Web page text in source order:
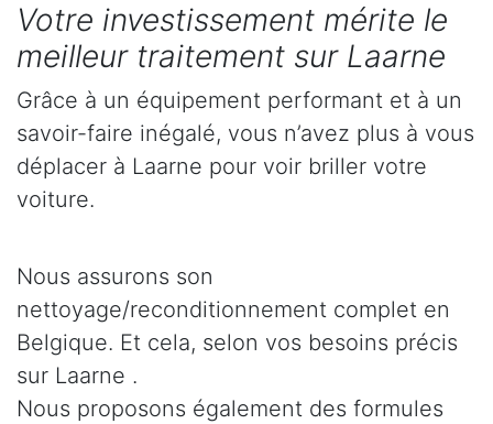
Votre investissement mérite le
meilleur traitement sur Laarne
Grâce à un équipement performant et à un
savoir-faire inégalé, vous n’avez plus à vous
déplacer à Laarne pour voir briller votre
voiture.
Nous assurons son
nettoyage/reconditionnement complet en
Belgique. Et cela, selon vos besoins précis
sur Laarne .
Nous proposons également des formules